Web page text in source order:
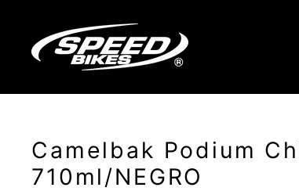
directamente
contenido
Camelbak Podium
710ml/NEGRO